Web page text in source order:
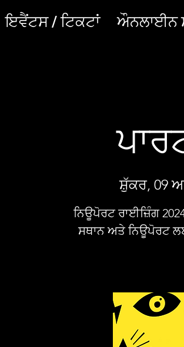
ਇਵੈਂਟਸ / ਟਿਕਟਾਂ ਔਨਲਾਈਨ
ਸ਼ੁੱਕਰ, 09
ਨਿਊਪੋਰਟ ਰਾਈਜ਼ਿੰਗ
ਸਥਾਨ ਅਤੇ ਨਿਊਪੋਰਟ